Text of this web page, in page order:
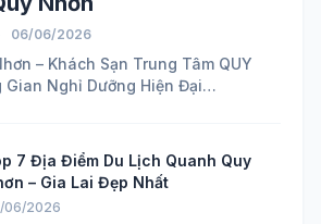
06/06/2026
– Khách Sạn Trung Tâm QUY
Gian Nghỉ Dưỡng Hiện Đại
7 Địa Điểm Du Lịch Quanh Quy
– Gia Lai Đẹp Nhất
06/2026